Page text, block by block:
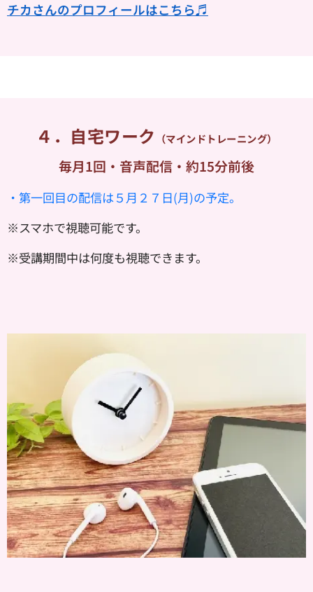
チカさんのプロフィールはこちら♬
４．自宅ワーク （マインドトレーニング）
毎月1回・音声配信・約15分前後
・第一回目の配信は５月２７日(月)の予定。
※スマホで視聴可能です。
※受講期間中は何度も視聴できます。